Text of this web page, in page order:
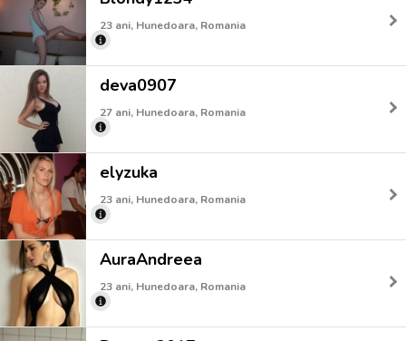
23 ani, Hunedoara, Romania
deva0907
27 ani, Hunedoara, Romania
elyzuka
23 ani, Hunedoara, Romania
AuraAndreea
23 ani, Hunedoara, Romania